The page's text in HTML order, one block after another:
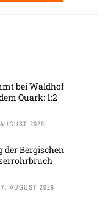
bei Waldhof
Quark: 1:2
2026
der Bergischen
7. AUGUST 2026